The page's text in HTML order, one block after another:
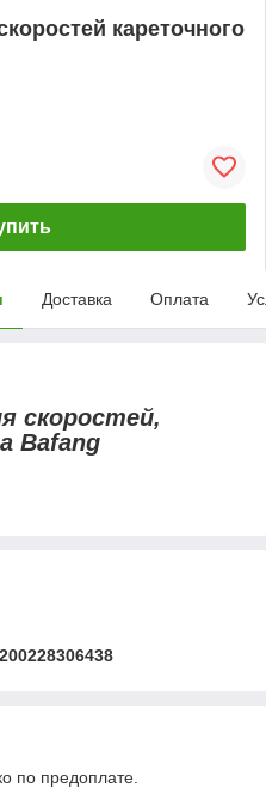
кареточного
Доставка Оплата
скоростей,
Bafang
по предоплате.